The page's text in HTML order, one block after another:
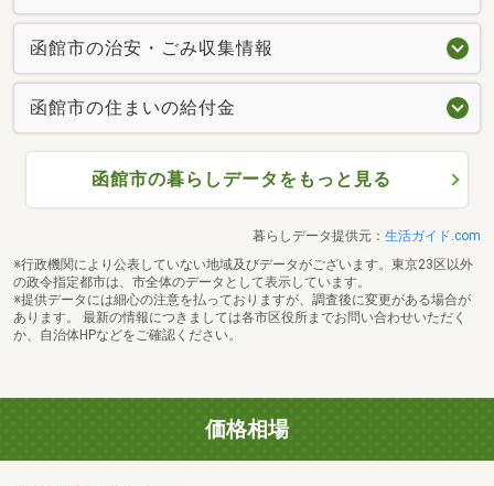
函館市の治安・ごみ収集情報
函館市の住まいの給付金
函館市の暮らしデータをもっと見る
暮らしデータ提供元： 生活ガイド.com
※行政機関により公表していない地域及びデータがございます。東京23区以外
の政令指定都市は、市全体のデータとして表示しています。
※提供データには細心の注意を払っておりますが、調査後に変更がある場合が
あります。 最新の情報につきましては各市区役所までお問い合わせいただく
か、自治体HPなどをご確認ください。
価格相場